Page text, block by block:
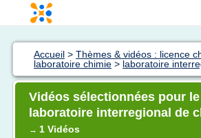
Accueil > Thèmes & vidéos : licence
laboratoire chimie > laboratoire
Vidéos sélectionnées pour
laboratoire interregional de
→ 1 Vidéos